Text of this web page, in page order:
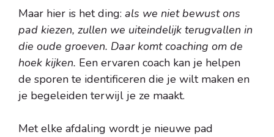
Maar hier is het ding: als we niet bewust ons
pad kiezen, zullen we uiteindelijk terugvallen in
die oude groeven. Daar komt coaching om de
hoek kijken. Een ervaren coach kan je helpen
de sporen te identificeren die je wilt maken en
je begeleiden terwijl je ze maakt.
Met elke afdaling wordt je nieuwe pad